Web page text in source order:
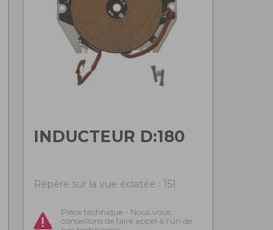
INDUCTEUR D:180
Repère sur la vue éclatée : 151
Pièce technique - Nous vous
conseillons de faire appel à l'un de